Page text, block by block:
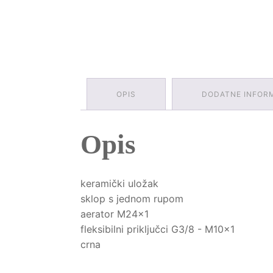
OPIS DODATNE
Opis
keramički uložak
sklop s jednom rupom
aerator M24x1
fleksibilni priključci G3/8 - M10x1
crna